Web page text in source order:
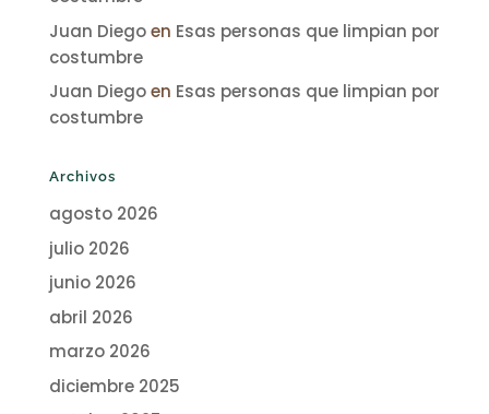
Juan Diegoen Esas personas que limpian por
costumbre
Juan Diegoen Esas personas que limpian por
costumbre
Archivos
agosto 2026
julio 2026
junio 2026
abril 2026
marzo 2026
diciembre 2025